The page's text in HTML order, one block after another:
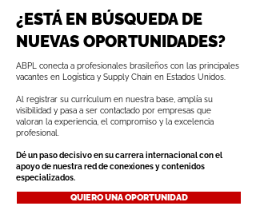
¿ESTÁ EN BÚSQUEDA DE
NUEVAS OPORTUNIDADES?
ABPL conecta a profesionales brasileños con las principales
vacantes en Logística y Supply Chain en Estados Unidos.
Al registrar su currículum en nuestra base, amplía su
visibilidad y pasa a ser contactado por empresas que
valoran la experiencia, el compromiso y la excelencia
profesional.
Dé un paso decisivo en su carrera internacional con el
apoyo de nuestra red de conexiones y contenidos
especializados.
QUIERO UNA OPORTUNIDAD